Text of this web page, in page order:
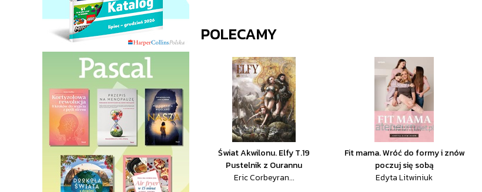
POLECAMY
Świat Akwilonu. Elfy T.19
Pustelnik z Ourannu
Eric Corbeyran...
Fit mama. Wróć do formy i znów
poczuj się sobą
Edyta Litwiniuk